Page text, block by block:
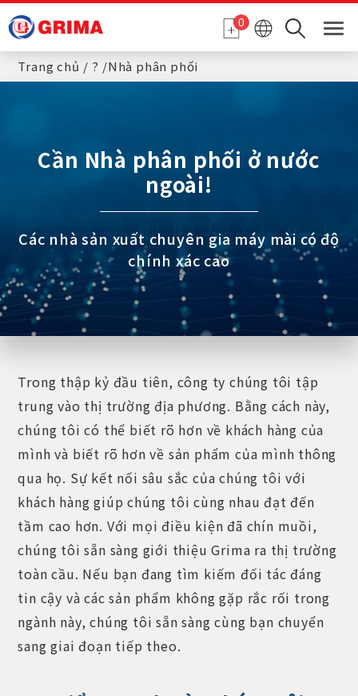
0
Trang chủ ? Nhà phân phối
Cần Nhà phân phối ở nước
ngoài!
Các nhà sản xuất chuyên gia máy mài có độ
chính xác cao
Trong thập kỷ đầu tiên, công ty chúng tôi tập
trung vào thị trường địa phương. Bằng cách này,
chúng tôi có thể biết rõ hơn về khách hàng của
mình và biết rõ hơn về sản phẩm của mình thông
qua họ. Sự kết nối sâu sắc của chúng tôi với
khách hàng giúp chúng tôi cùng nhau đạt đến
tầm cao hơn. Với mọi điều kiện đã chín muồi,
chúng tôi sẵn sàng giới thiệu Grima ra thị trường
toàn cầu. Nếu bạn đang tìm kiếm đối tác đáng
tin cậy và các sản phẩm không gặp rắc rối trong
ngành này, chúng tôi sẵn sàng cùng bạn chuyển
sang giai đoạn tiếp theo.
Bảng quản lý cookie